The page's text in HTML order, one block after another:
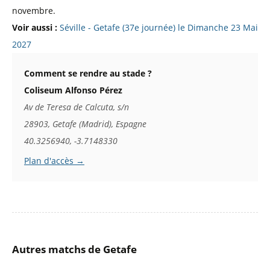
novembre.
Voir aussi : Séville - Getafe (37e journée) le Dimanche 23 Mai
2027
Comment se rendre au stade ?
Coliseum Alfonso Pérez
Av de Teresa de Calcuta, s/n
28903, Getafe (Madrid), Espagne
40.3256940, -3.7148330
Plan d'accès →
Autres matchs de Getafe